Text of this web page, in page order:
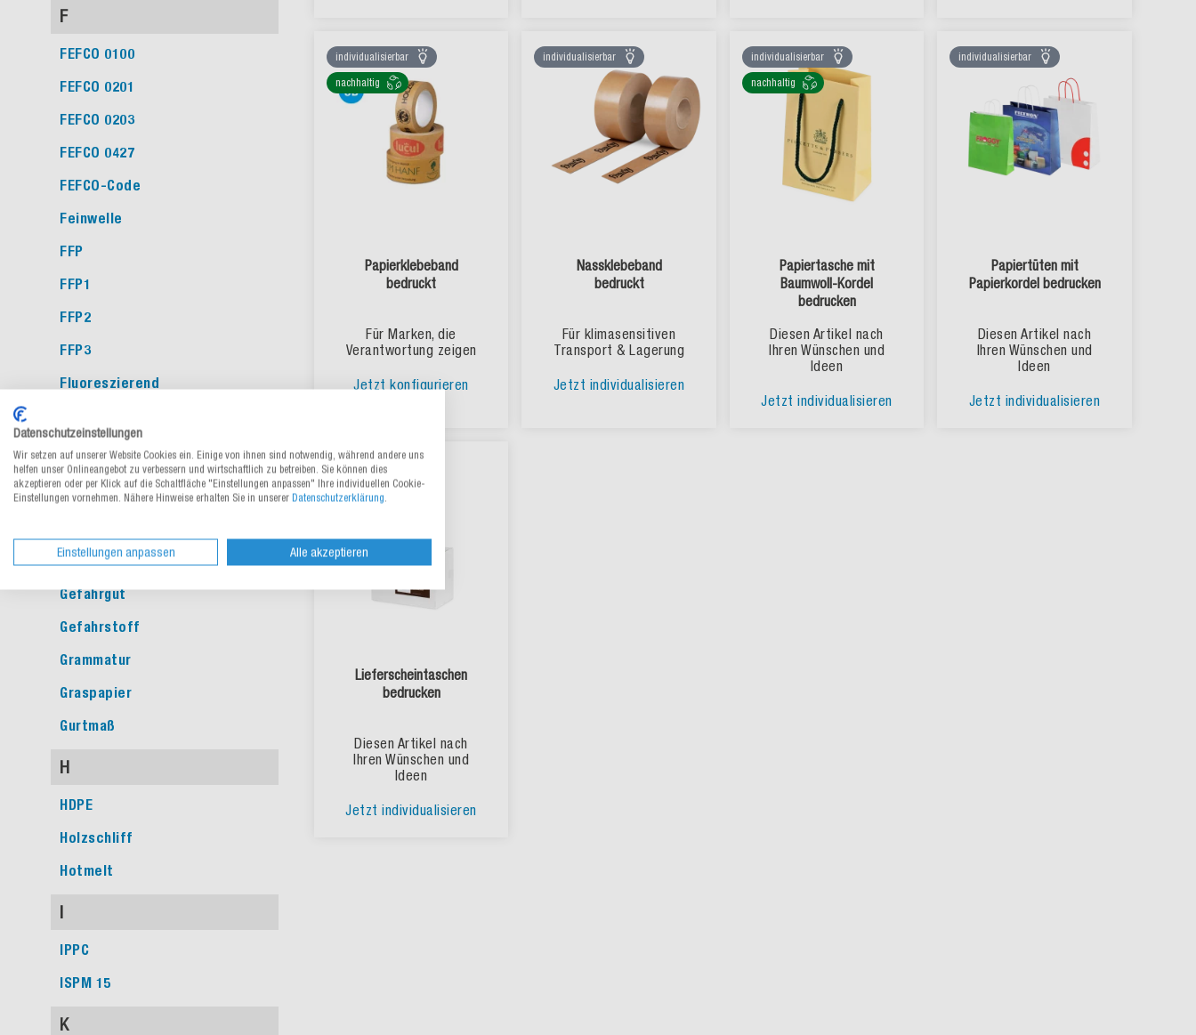
individualisierbar
nachhaltig
Papierklebeband
bedruckt
Für Marken, die
Verantwortung zeigen
Jetzt konfigurieren
individualisierbar
Nassklebeband
bedruckt
Für klimasensitiven
Transport & Lagerung
Jetzt individualisieren
individualisierbar
nachhaltig
Papiertasche mit
Baumwoll-Kordel
bedrucken
Diesen Artikel nach
Ihren Wünschen und
Ideen
Jetzt individualisieren
individualisierbar
Papiertüten mit
Papierkordel bedrucken
Diesen Artikel nach
Ihren Wünschen und
Ideen
Jetzt individualisieren
individualisierbar
Lieferscheintaschen
bedrucken
Diesen Artikel nach
Ihren Wünschen und
Ideen
Jetzt individualisieren
F
FEFCO 0100
FEFCO 0201
FEFCO 0203
FEFCO 0427
FEFCO-Code
Feinwelle
FFP
FFP1
FFP2
FFP3
Fluoreszierend
Frischfasern
FSC®
Gefache
Gefahrgut
Gefahrstoff
Grammatur
Graspapier
Gurtmaß
H
HDPE
Holzschliff
Hotmelt
I
IPPC
ISPM 15
K
Datenschutzeinstellungen
Wir setzen auf unserer Website Cookies ein. Einige von ihnen sind notwendig, während andere uns
helfen unser Onlineangebot zu verbessern und wirtschaftlich zu betreiben. Sie können dies
akzeptieren oder per Klick auf die Schaltfläche "Einstellungen anpassen" Ihre individuellen Cookie-
Einstellungen vornehmen. Nähere Hinweise erhalten Sie in unserer Datenschutzerklärung.
Einstellungen anpassen Alle akzeptieren